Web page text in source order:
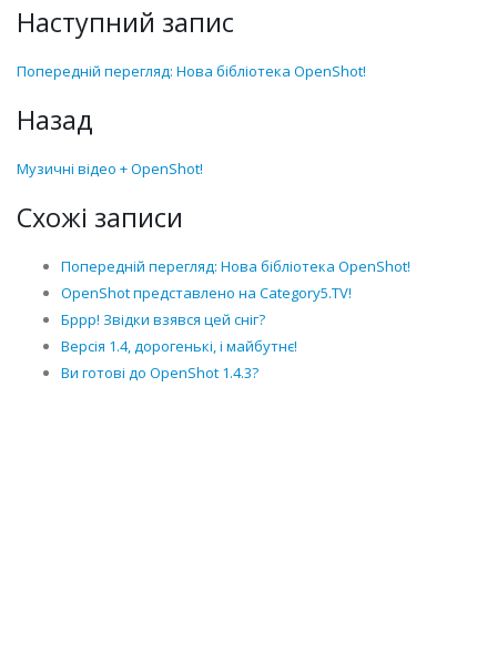
Наступний запис
Попередній перегляд: Нова бібліотека OpenShot!
Назад
Музичні відео + OpenShot!
Схожі записи
Попередній перегляд: Нова бібліотека OpenShot!
OpenShot представлено на Category5.TV!
Бррр! Звідки взявся цей сніг?
Версія 1.4, дорогенькі, і майбутнє!
Ви готові до OpenShot 1.4.3?